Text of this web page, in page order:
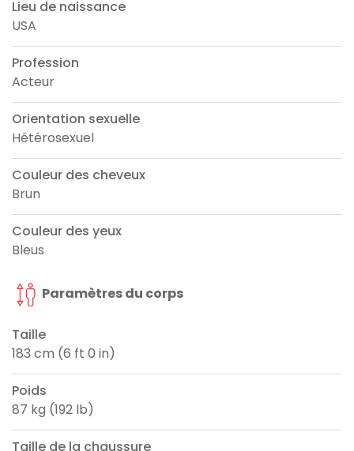
Lieu de naissance
USA
Profession
Acteur
Orientation sexuelle
Hétérosexuel
Couleur des cheveux
Brun
Couleur des yeux
Bleus
Paramètres du corps
Taille
183 cm (6 ft 0 in)
Poids
87 kg (192 lb)
Taille de la chaussure